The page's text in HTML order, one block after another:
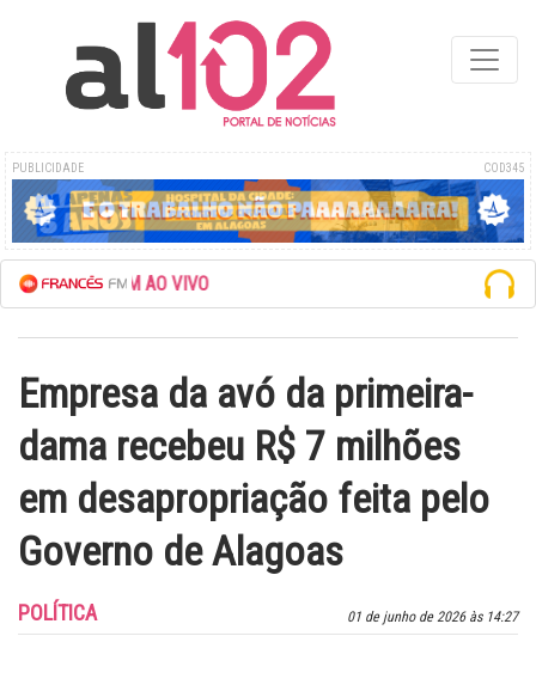
PUBLICIDADE COD345
FM AO VIVO
Empresa da avó da primeira-
dama recebeu R$ 7 milhões
em desapropriação feita pelo
Governo de Alagoas
01 de junho de 2026 às 14:27
POLÍTICA